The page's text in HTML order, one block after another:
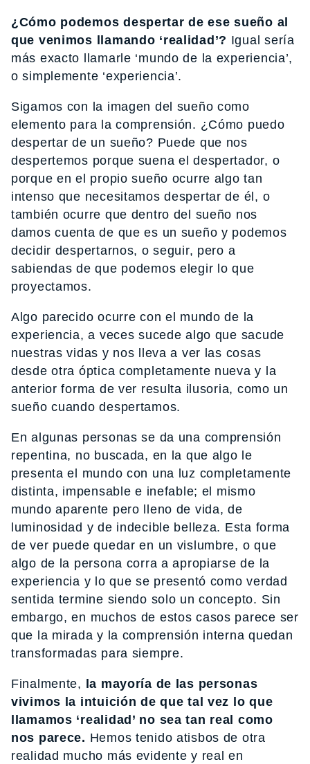
¿Cómo podemos despertar de ese sueño al
que venimos llamando ‘realidad’? Igual sería
más exacto llamarle ‘mundo de la experiencia’,
o simplemente ‘experiencia’.
Sigamos con la imagen del sueño como
elemento para la comprensión. ¿Cómo puedo
despertar de un sueño? Puede que nos
despertemos porque suena el despertador, o
porque en el propio sueño ocurre algo tan
intenso que necesitamos despertar de él, o
también ocurre que dentro del sueño nos
damos cuenta de que es un sueño y podemos
decidir despertarnos, o seguir, pero a
sabiendas de que podemos elegir lo que
proyectamos.
Algo parecido ocurre con el mundo de la
experiencia, a veces sucede algo que sacude
nuestras vidas y nos lleva a ver las cosas
desde otra óptica completamente nueva y la
anterior forma de ver resulta ilusoria, como un
sueño cuando despertamos.
En algunas personas se da una comprensión
repentina, no buscada, en la que algo le
presenta el mundo con una luz completamente
distinta, impensable e inefable; el mismo
mundo aparente pero lleno de vida, de
luminosidad y de indecible belleza. Esta forma
de ver puede quedar en un vislumbre, o que
algo de la persona corra a apropiarse de la
experiencia y lo que se presentó como verdad
sentida termine siendo solo un concepto. Sin
embargo, en muchos de estos casos parece ser
que la mirada y la comprensión interna quedan
transformadas para siempre.
Finalmente,
la mayoría de las personas
vivimos la intuición de que tal vez lo que
llamamos ‘realidad’ no sea tan real como
nos parece. Hemos tenido atisbos de otra
realidad mucho más evidente y real en